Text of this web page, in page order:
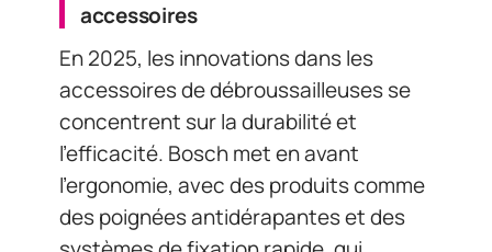
accessoires
En 2025, les innovations dans les
accessoires de débroussailleuses se
concentrent sur la durabilité et
l’efficacité. Bosch met en avant
l’ergonomie, avec des produits comme
des poignées antidérapantes et des